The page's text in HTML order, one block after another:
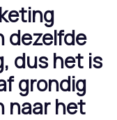
dezelfde
dus het is
grondig
naar het